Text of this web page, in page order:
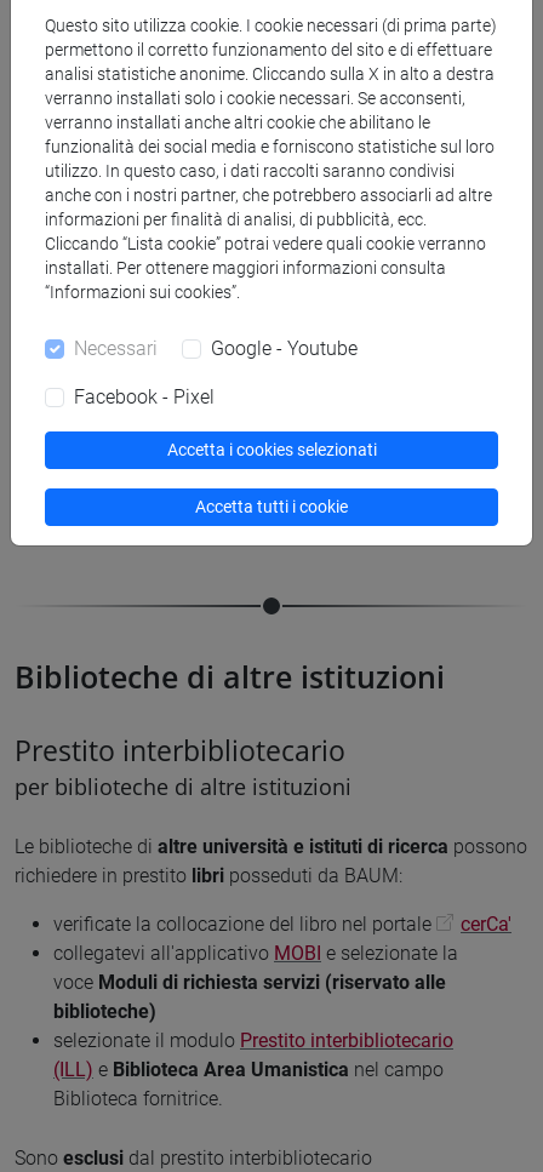
Viene fornita la copia cartaceadel materiale richiesto nel
rispetto della vigente normativa sul diritto d'autore (legge n.
633 del 22/4/1941 e successive modifiche e integrazioni).
Numero di richieste
Glistudenti potranno effettuare fino a un massimo di 4
richieste al mese.
Ilaureandipossono superare il limite indicato inviando
al Direttore della biblioteca una richiesta firmata dal
Perdocenti, ricercatori e dottorandi
alcuna limitazione nel numero delle richieste.
Ritiro: orari e costi
Biblioteche di altre istituzioni
Prestito interbibliotecario
per biblioteche di altre istituzioni
Le biblioteche di altre università e istituti di ricerca possono
richiedere in prestito libri posseduti da BAUM:
verificate la collocazione del libro nel portale
cerCa'
collegatevi all'applicativo MOBI e selezionate la
voce Moduli di richiesta servizi (riservato alle
biblioteche)
selezionate il modulo Prestito interbibliotecario
(ILL) e Biblioteca Area Umanistica nel campo
Biblioteca fornitrice.
Sono esclusi dal prestito interbibliotecario
Questo sito utilizza cookie. I cookie necessari (di prima parte)
permettono il corretto funzionamento del sito e di effettuare
analisi statistiche anonime. Cliccando sulla X in alto a destra
verranno installati solo i cookie necessari. Se acconsenti,
verranno installati anche altri cookie che abilitano le
funzionalità dei social media e forniscono statistiche sul loro
utilizzo. In questo caso, i dati raccolti saranno condivisi
anche con i nostri partner, che potrebbero associarli ad altre
informazioni per finalità di analisi, di pubblicità, ecc.
Cliccando “Lista cookie” potrai vedere quali cookie verranno
installati. Per ottenere maggiori informazioni consulta
“Informazioni sui cookies”.
Necessari Google - Youtube
Facebook - Pixel
Accetta i cookies selezionati
Accetta tutti i cookie